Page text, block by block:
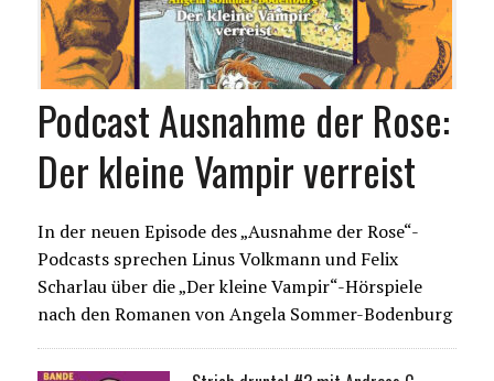
Podcast Ausnahme der Rose:
Der kleine Vampir verreist
In der neuen Episode des „Ausnahme der Rose“-
Podcasts sprechen Linus Volkmann und Felix
Scharlau über die „Der kleine Vampir“-Hörspiele
nach den Romanen von Angela Sommer-Bodenburg